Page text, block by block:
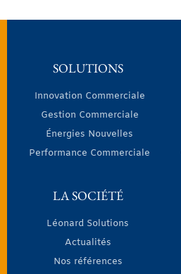
SOLUTIONS
Innovation Commerciale
Gestion Commerciale
Énergies Nouvelles
Performance Commerciale
LA SOCIÉTÉ
Léonard Solutions
Actualités
Nos références